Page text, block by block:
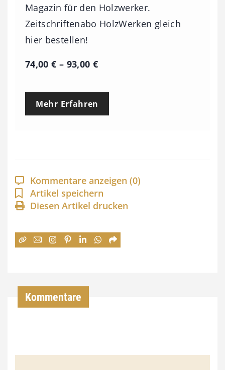
Magazin für den Holzwerker.
Zeitschriftenabo HolzWerken gleich
hier bestellen!
74,00€ – 93,00 €P
e
p
a
n
n
:
€
Mehr Erfahren
Kommentare anzeigen (0)
Artikel speichern
Diesen Artikel drucken
Kommentare